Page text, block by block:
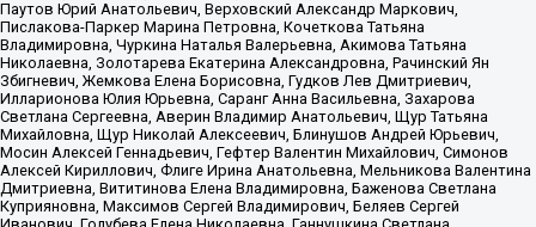
Паутов Юрий Анатольевич, Верховский Александр Маркович,
Пислакова-Паркер Марина Петровна, Кочеткова Татьяна
Владимировна, Чуркина Наталья Валерьевна, Акимова Татьяна
Николаевна, Золотарева Екатерина Александровна, Рачинский Ян
Збигневич, Жемкова Елена Борисовна, Гудков Лев Дмитриевич,
Илларионова Юлия Юрьевна, Саранг Анна Васильевна, Захарова
Светлана Сергеевна, Аверин Владимир Анатольевич, Щур Татьяна
Михайловна, Щур Николай Алексеевич, Блинушов Андрей Юрьевич,
Мосин Алексей Геннадьевич, Гефтер Валентин Михайлович, Симонов
Алексей Кириллович, Флиге Ирина Анатольевна, Мельникова Валентина
Дмитриевна, Вититинова Елена Владимировна, Баженова Светлана
Куприяновна, Максимов Сергей Владимирович, Беляев Сергей